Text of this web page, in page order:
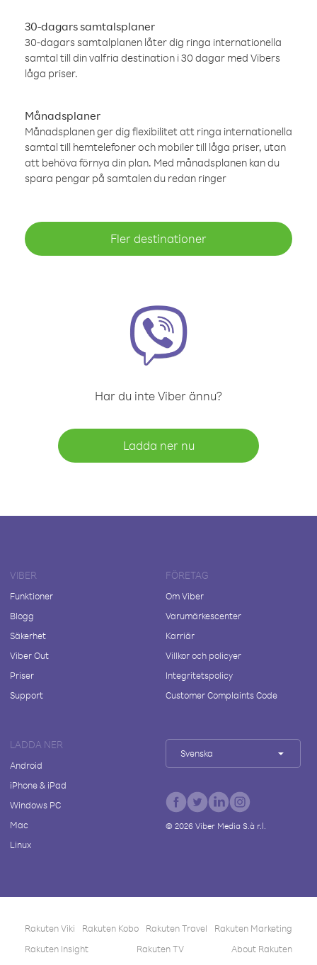
30-dagars samtalsplaner
30-dagars samtalplanen låter dig ringa internationella
samtal till din valfria destination i 30 dagar med Vibers
låga priser.
Månadsplaner
Månadsplanen ger dig flexibilitet att ringa internationella
samtal till hemtelefoner och mobiler till låga priser, utan
att behöva förnya din plan. Med månadsplanen kan du
spara pengar på samtalen du redan ringer
Fler destinationer
Har du inte Viber ännu?
Ladda ner nu
VIBER
Funktioner
Blogg
Säkerhet
Viber Out
Priser
Support
FÖRETAG
Om Viber
Varumärkescenter
Karriär
Villkor och policyer
Integritetspolicy
Customer Complaints Code
LADDA NER
Android
iPhone & iPad
Windows PC
Mac
Linux
Svenska
© 2026Viber Media S.à r.l.
Rakuten Viki Rakuten Kobo Rakuten Travel
Rakuten Marketing
Rakuten Insight
Rakuten TV About Rakuten